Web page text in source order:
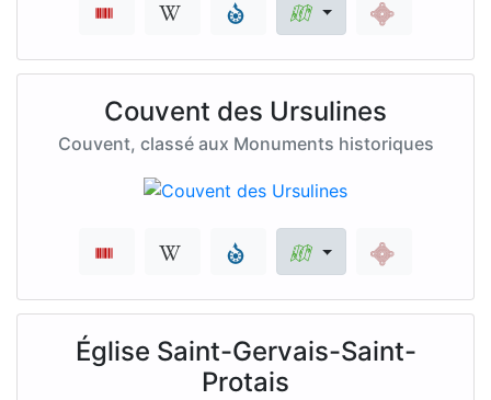
Couvent des Ursulines
Couvent, classé aux Monuments historiques
Église Saint-Gervais-Saint-
Protais